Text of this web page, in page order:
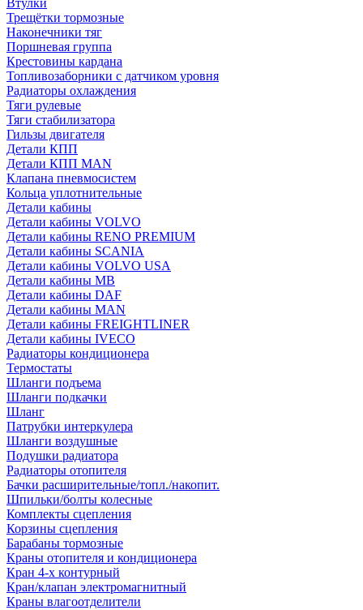
Втулки
Трещётки тормозные
Наконечники тяг
Поршневая группа
Крестовины кардана
Топливозаборники с датчиком уровня
Радиаторы охлаждения
Тяги рулевые
Тяги стабилизатора
Гильзы двигателя
Детали КПП
Детали КПП MAN
Клапана пневмосистем
Кольца уплотнительные
Детали кабины
Детали кабины VOLVO
Детали кабины RENO PREMIUM
Детали кабины SCANIA
Детали кабины VOLVO USA
Детали кабины MB
Детали кабины DAF
Детали кабины MAN
Детали кабины FREIGHTLINER
Детали кабины IVECO
Радиаторы кондиционера
Термостаты
Шланги подъема
Шланги подкачки
Шланг
Патрубки интеркулера
Шланги воздушные
Подушки радиатора
Радиаторы отопителя
Бачки расширительные/топл./накопит.
Шпильки/болты колесные
Комплекты сцепления
Корзины сцепления
Барабаны тормозные
Краны отопителя и кондиционера
Кран 4-х контурный
Кран/клапан электромагнитный
Краны влагоотделители